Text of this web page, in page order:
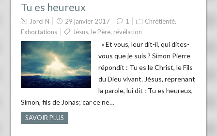
Tu es heureux
Jorel N 29 janvier 2017 1 Chrétienté,
Exhortations
Jésus, le Père, révélation
« Et vous, leur dit-il, qui dites-
vous que je suis ? Simon Pierre
répondit : Tu es le Christ, le Fils
du Dieu vivant. Jésus, reprenant
la parole, lui dit : Tu es heureux,
Simon, fils de Jonas; car ce ne…
SAVOIR PLUS